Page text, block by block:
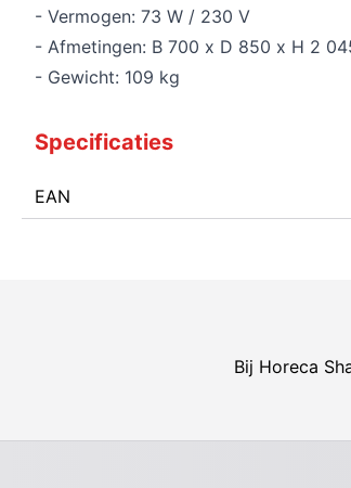
- Vermogen: 73 W / 230 V
- Afmetingen: B 700 x D 850 x H 2
- Gewicht: 109 kg
Specificaties
EAN
Bij Horeca